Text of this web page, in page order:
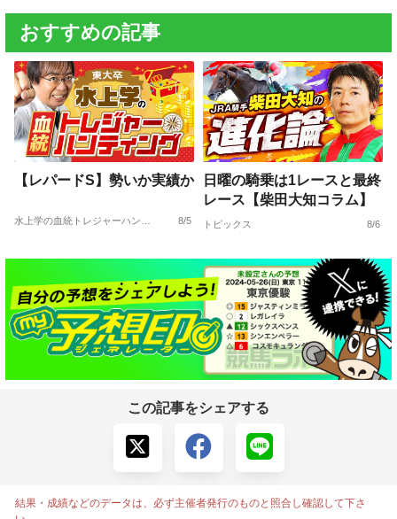
おすすめの記事
【レパードS】勢いか実績か
水上学の血統トレジャーハンティング 8/5
日曜の騎乗は1レースと最終
レース【柴田大知コラム】
トピックス 8/6
この記事をシェアする
結果・成績などのデータは、必ず主催者発行のものと照合し確認して下さ